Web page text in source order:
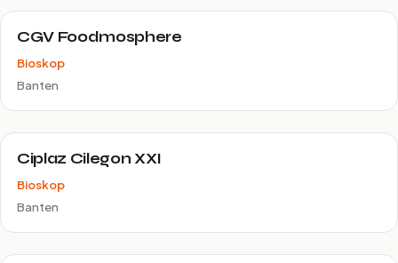
CGV Foodmosphere
Bioskop
Banten
Ciplaz Cilegon XXI
Bioskop
Banten